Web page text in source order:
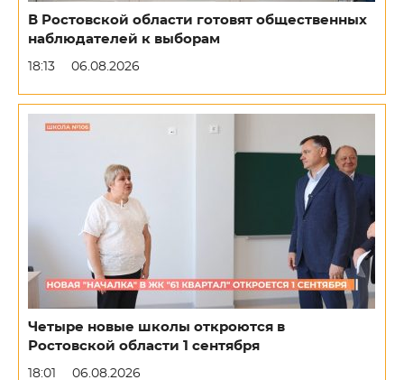
В Ростовской области готовят общественных
наблюдателей к выборам
18:13 06.08.2026
Четыре новые школы откроются в
Ростовской области 1 сентября
18:01 06.08.2026